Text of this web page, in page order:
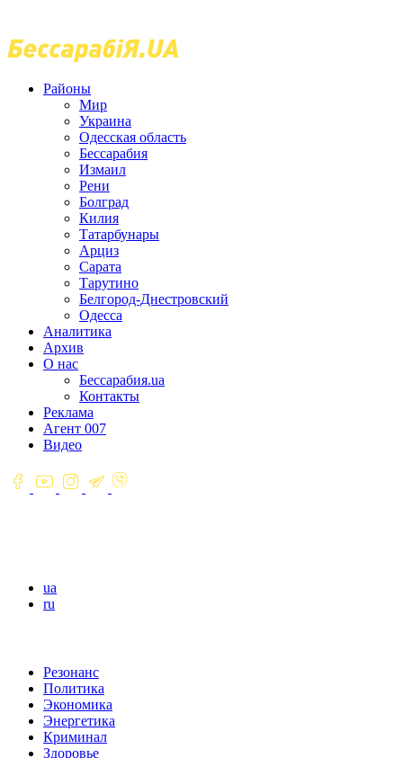
Районы
Мир
Украина
Одесская область
Бессарабия
Измаил
Рени
Болград
Килия
Татарбунары
Арциз
Сарата
Тарутино
Белгород-Днестровский
Одесса
Аналитика
Архив
О нас
Бессарабия.ua
Контакты
Реклама
Агент 007
Видео
ua
ru
Резонанс
Политика
Экономика
Энергетика
Криминал
Здоровье